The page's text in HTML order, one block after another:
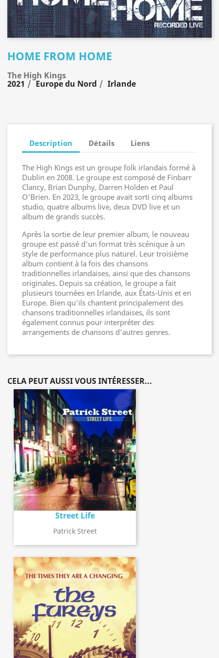
HOME FROM HOME
The High Kings
2021 Europe du Nord Irlande
Description Détails Liens
The High Kings est un groupe folk irlandais formé à
Dublin en 2008. Le groupe est composé de Finbarr
Clancy, Brian Dunphy, Darren Holden et Paul
O'Brien. En 2023, le groupe avait sorti cinq albums
studio, quatre albums live, deux DVD live et un
album de grands succès.
Après la sortie de leur premier album, le nouveau
groupe est passé d'un format très scénique à un
style de performance plus naturel. Leur troisième
album contient à la fois des chansons
traditionnelles irlandaises, ainsi que des chansons
originales. Depuis sa création, le groupe a fait
plusieurs tournées en Irlande, aux États-Unis et en
Europe. Bien qu'ils chantent principalement des
chansons traditionnelles irlandaises, ils sont
également connus pour interpréter des
arrangements de chansons d'autres genres.
CELA PEUT AUSSI VOUS INTÉRESSER...
Street Life
Patrick Street